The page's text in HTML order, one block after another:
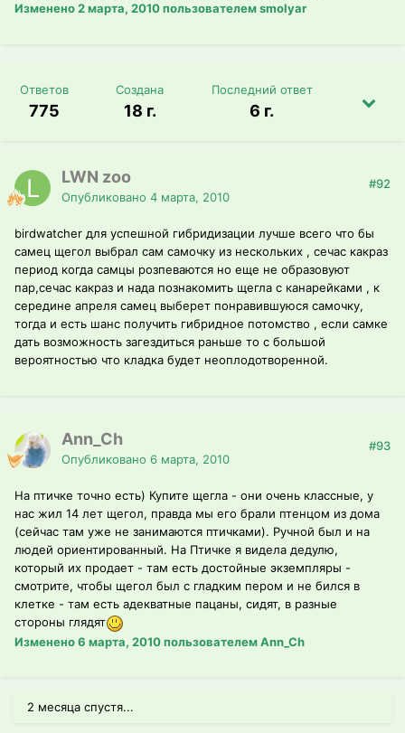
Изменено2 марта, 2010пользователем smolyar
Ответов
775
Создана
18 г.
Последний ответ
6 г.
LWN zoo
Опубликовано 4 марта, 2010
#92
birdwatcher для успешной гибридизации лучше всего что бы
самец щегол выбрал сам самочку из нескольких , сечас какраз
период когда самцы розпеваются но еще не образовуют
пар,сечас какраз и нада познакомить щегла с канарейками , к
середине апреля самец выберет понравившуюся самочку,
тогда и есть шанс получить гибридное потомство , если самке
дать возможность загездиться раньше то с большой
вероятностью что кладка будет неоплодотворенной.
Ann_Ch
Опубликовано 6 марта, 2010
#93
На птичке точно есть) Купите щегла - они очень классные, у
нас жил 14 лет щегол, правда мы его брали птенцом из дома
(сейчас там уже не занимаются птичками). Ручной был и на
людей ориентированный. На Птичке я видела дедулю,
который их продает - там есть достойные экземпляры -
смотрите, чтобы щегол был с гладким пером и не бился в
клетке - там есть адекватные пацаны, сидят, в разные
стороны глядят
Изменено6 марта, 2010пользователем Ann_Ch
2 месяца спустя...